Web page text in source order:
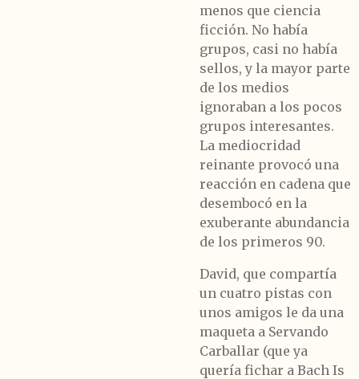
menos que ciencia
ficción. No había
grupos, casi no había
sellos, y la mayor parte
de los medios
ignoraban a los pocos
grupos interesantes.
La mediocridad
reinante provocó una
reacción en cadena que
desembocó en la
exuberante abundancia
de los primeros 90.
David, que compartía
un cuatro pistas con
unos amigos le da una
maqueta a Servando
Carballar (que ya
quería fichar a Bach Is